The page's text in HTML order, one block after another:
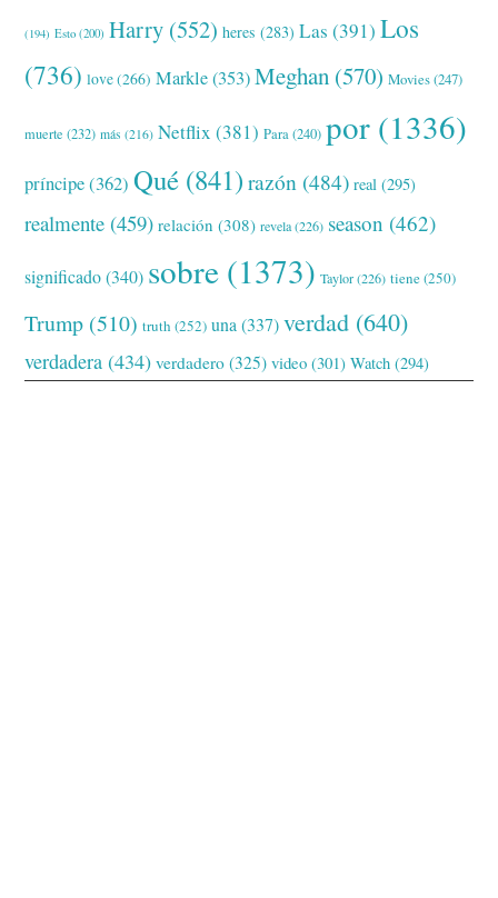
(194) Esto (200) Harry (552) heres (283) Las (391) Los
(736) love(266) Markle(353) Meghan (570) Movies(247)
muerte (232) más (216) Netflix (381) Para(240) por (1336)
príncipe(362) Qué (841) razón (484) real (295)
realmente (459) relación (308) revela(226) season (462)
significado(340) sobre (1373) Taylor(226) tiene(250)
Trump (510) truth (252) una (337) verdad (640)
verdadera (434) verdadero (325) video (301) Watch (294)